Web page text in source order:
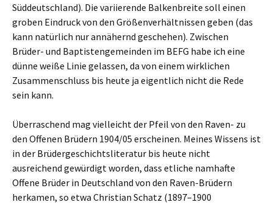
Süddeutschland). Die variierende Balkenbreite soll einen
groben Eindruck von den Größenverhältnissen geben (das
kann natürlich nur annähernd geschehen). Zwischen
Brüder- und Baptistengemeinden im BEFG habe ich eine
dünne weiße Linie gelassen, da von einem wirklichen
Zusammenschluss bis heute ja eigentlich nicht die Rede
sein kann.
Überraschend mag vielleicht der Pfeil von den Raven- zu
den Offenen Brüdern 1904/05 erscheinen. Meines Wissens ist
in der Brüdergeschichtsliteratur bis heute nicht
ausreichend gewürdigt worden, dass etliche namhafte
Offene Brüder in Deutschland von den Raven-Brüdern
herkamen, so etwa Christian Schatz (1897–1900